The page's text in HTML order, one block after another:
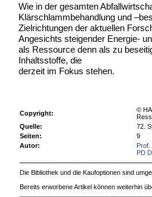
Wie in der gesamten
Klärschlammbehandlung und
Zielrichtungen der aktuellen
Angesichts steigender Energie-
als Ressource denn als zu
Inhaltsstoffe, die
derzeit im Fokus stehen.
Copyright:
©
Quelle:
72.
Seiten:
9
Autor:
PD
Die Bibliothek und die Kaufoptionen sind
Bereits erworbene Artikel können weiterhin